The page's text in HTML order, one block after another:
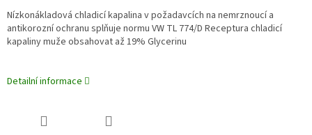
Nízkonákladová chladicí kapalina v požadavcích na nemrznoucí a
antikorozní ochranu splňuje normu VW TL 774/D Receptura chladicí
kapaliny muže obsahovat až 19% Glycerinu
Detailní informace